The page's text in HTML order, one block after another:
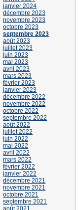
janvier 2024
décembre 2023
novembre 2023
octobre 2023
septembre 2023
août 2023
juillet 2023
juin 2023
mai 2023
avril 2023
mars 2023
février 2023
janvier 2023
décembre 2022
novembre 2022
octobre 2022
septembre 2022
août 2022
juillet 2022
juin 2022
mai 2022
avril 2022
mars 2022
février 2022
janvier 2022
décembre 2021
novembre 2021
octobre 2021
septembre 2021
août 2021